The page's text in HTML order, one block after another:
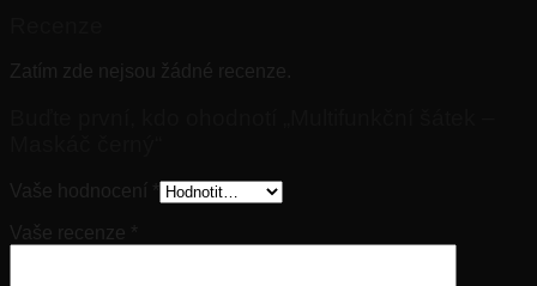
Zatím zde nejsou žádné recenze.
Vaše hodnocení
Vaše recenze